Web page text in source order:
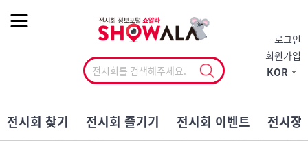
로그인
회원가입
KOR
전시회 찾기 전시회 즐기기 전시회 이벤트 전시장